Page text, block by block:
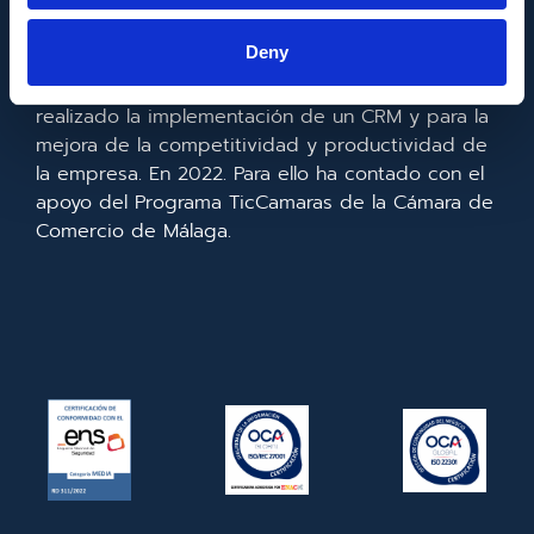
Deny
la información y de las comunicaciones y el
acceso a las mismas y gracias al que ha
realizado la implementación de un CRM y para la
mejora de la competitividad y productividad de
la empresa. En 2022. Para ello ha contado con el
apoyo del Programa TicCamaras de la Cámara de
Comercio de Málaga.